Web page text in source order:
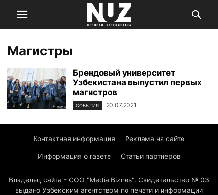
Магистры
Брендовый университет
Узбекистана выпустил первых
магистров
СОБЫТИЯ 20.07.2021
Контактная информация Реклама на сайте
Информация о газете Статьи партнеров
Владелец сайта - ООО "Media Biznes". Свидетельство № 03
выдано Узбекским агентством по печати и информации